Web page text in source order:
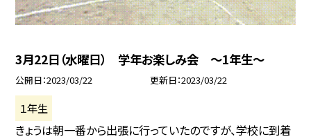
3月22日（水曜日） 学年お楽しみ会 〜1年生〜
公開日 2023/03/22 更新日 2023/03/22
１年生
きょうは朝一番から出張に行っていたのですが、学校に到着